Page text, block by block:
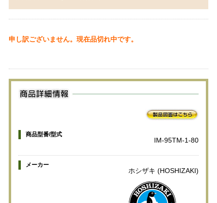
申し訳ございません。現在品切れ中です。
商品型番/型式
IM-95TM-1-80
メーカー
ホシザキ (HOSHIZAKI)